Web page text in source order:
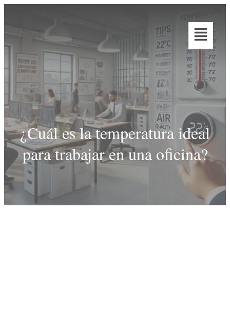
¿Cuál es la temperatura ideal
para trabajar en una oficina?